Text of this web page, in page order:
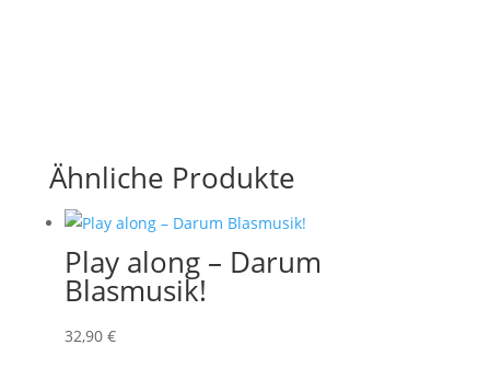
Ähnliche Produkte
Play along – Darum
Blasmusik!
32,90 €